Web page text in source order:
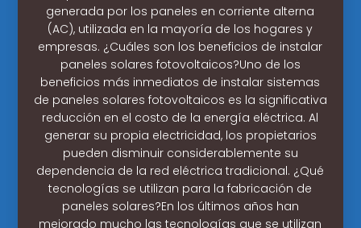
generada por los paneles en corriente alterna
(AC), utilizada en la mayoría de los hogares y
empresas. ¿Cuáles son los beneficios de instalar
paneles solares fotovoltaicos?Uno de los
beneficios más inmediatos de instalar sistemas
de paneles solares fotovoltaicos es la significativa
reducción en el costo de la energía eléctrica. Al
generar su propia electricidad, los propietarios
pueden disminuir considerablemente su
dependencia de la red eléctrica tradicional. ¿Qué
tecnologías se utilizan para la fabricación de
paneles solares?En los últimos años han
mejorado mucho las tecnologías que se utilizan